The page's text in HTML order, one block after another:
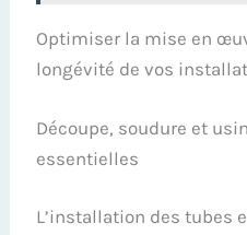
Optimiser la mise en
longévité de vos
Découpe, soudure et
essentielles
L’installation des tubes